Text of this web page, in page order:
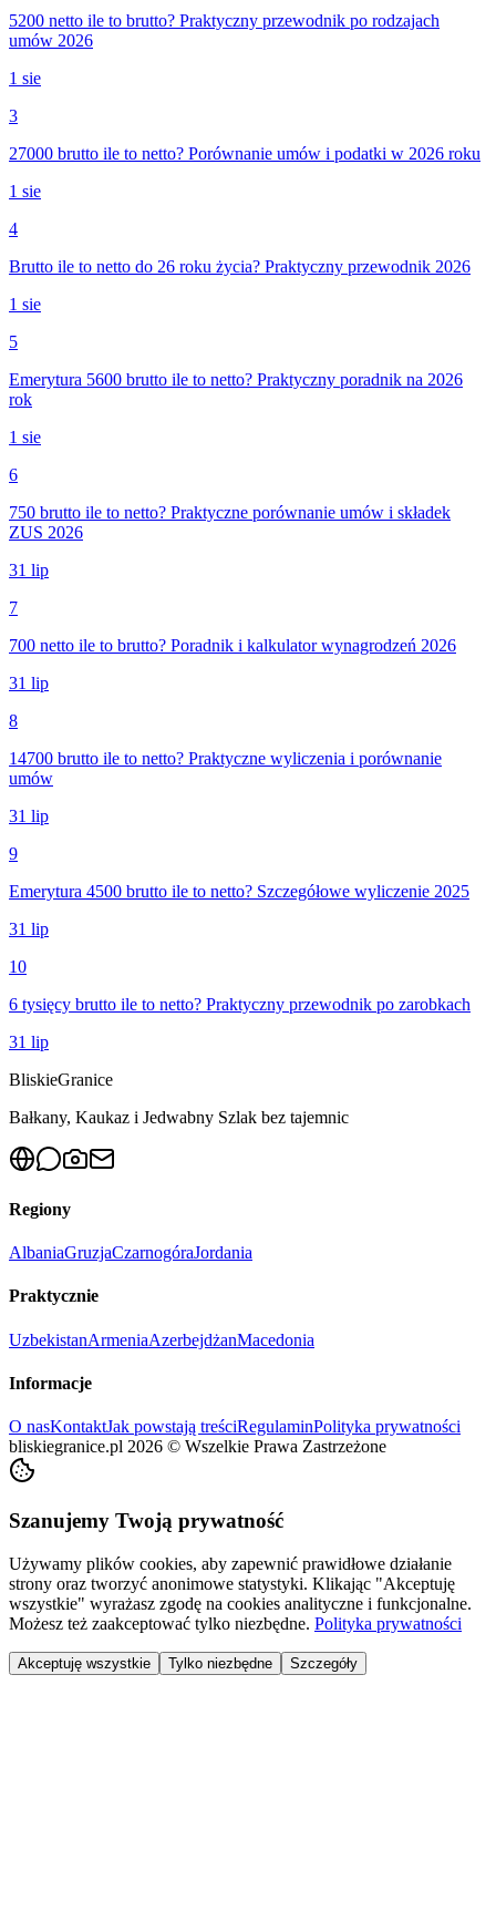
5200 netto ile to brutto? Praktyczny przewodnik po rodzajach
umów 2026
1 sie
3
27000 brutto ile to netto? Porównanie umów i podatki w 2026 roku
1 sie
4
Brutto ile to netto do 26 roku życia? Praktyczny przewodnik 2026
1 sie
5
Emerytura 5600 brutto ile to netto? Praktyczny poradnik na 2026
rok
1 sie
6
750 brutto ile to netto? Praktyczne porównanie umów i składek
ZUS 2026
31 lip
7
700 netto ile to brutto? Poradnik i kalkulator wynagrodzeń 2026
31 lip
8
14700 brutto ile to netto? Praktyczne wyliczenia i porównanie
umów
31 lip
9
Emerytura 4500 brutto ile to netto? Szczegółowe wyliczenie 2025
31 lip
10
6 tysięcy brutto ile to netto? Praktyczny przewodnik po zarobkach
31 lip
BliskieGranice
Bałkany, Kaukaz i Jedwabny Szlak bez tajemnic
Regiony
AlbaniaGruzjaCzarnogóraJordania
Praktycznie
UzbekistanArmeniaAzerbejdżanMacedonia
Informacje
O nasKontaktJak powstają treściRegulaminPolityka prywatności
bliskiegranice.pl 2026 © Wszelkie Prawa Zastrzeżone
Szanujemy Twoją prywatność
Używamy plików cookies, aby zapewnić prawidłowe działanie
strony oraz tworzyć anonimowe statystyki. Klikając "Akceptuję
wszystkie" wyrażasz zgodę na cookies analityczne i funkcjonalne.
Możesz też zaakceptować tylko niezbędne. Polityka prywatności
Akceptuję wszystkie Tylko niezbędne Szczegóły